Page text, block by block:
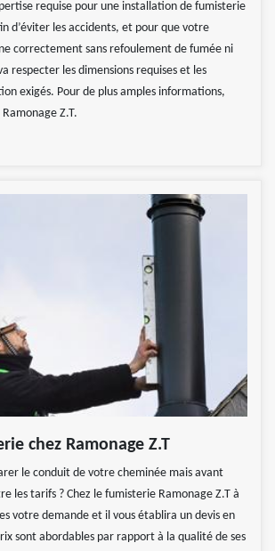
requise pour une installation de fumisterie
d’éviter les accidents, et pour que votre
correctement sans refoulement de fumée ni
respecter les dimensions requises et les
exigés. Pour de plus amples informations,
Z.T.
chez Ramonage Z.T
le conduit de votre cheminée mais avant
les tarifs ? Chez le fumisterie Ramonage Z.T à
votre demande et il vous établira un devis en
sont abordables par rapport à la qualité de ses